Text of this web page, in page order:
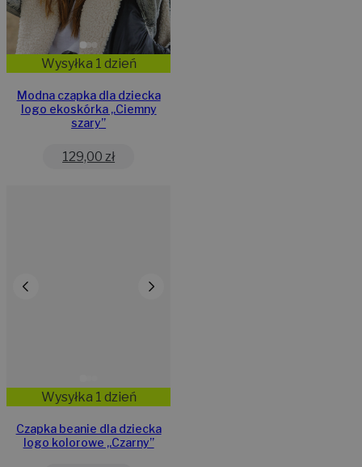
Wysyłka 1 dzień
Modna czapka dla dziecka
logo ekoskórka „Ciemny
szary”
129,00 zł
Wysyłka 1 dzień
Czapka beanie dla dziecka
logo kolorowe „Czarny”